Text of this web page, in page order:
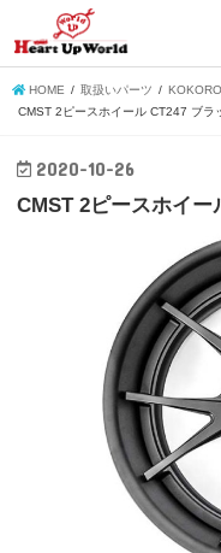
HOME 取扱いパーツ
CMST 2ピースホイール CT247 ブラ
2020-10-26
CMST 2ピースホイー